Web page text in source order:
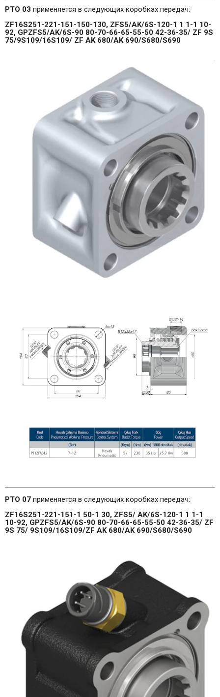
PTO 03 применяется в следующих коробках передач:
ZF16S251-221-151-150-130, ZFS5/AK/6S-120-1 1 1-1 10-
92, GPZFS5/AK/6S-90 80-70-66-65-55-50 42-36-35/ ZF 9S
75/9S109/16S109/ ZF AK 680/AK 690/S680/S690
PTO 07 применяется в следующих коробках передач:
ZF16S251-221-151-1 50-1 30, ZFS5/ AK/6S-120-1 1 1-1
10-92, GPZFS5/AK/6S-90 80-70-66-65-55-50 42-36-35/ ZF
9S 75/ 9S109/16S109/ZF AK 680/AK 690/S680/S690